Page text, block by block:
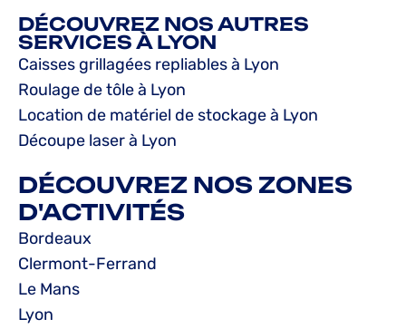
DÉCOUVREZ NOS AUTRES
SERVICES À LYON
Caisses grillagées repliables à Lyon
Roulage de tôle à Lyon
Location de matériel de stockage à Lyon
Découpe laser à Lyon
DÉCOUVREZ NOS ZONES
D'ACTIVITÉS
Bordeaux
Clermont-Ferrand
Le Mans
Lyon